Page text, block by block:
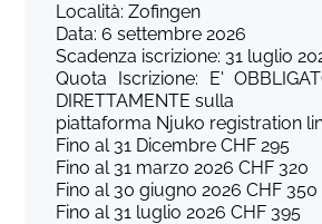
Località: Zofingen
Data: 6 settembre 2026
Scadenza iscrizione: 31 luglio
Quota Iscrizione: E'
DIRETTAMENTE sulla
piattaforma Njuko registration
Fino al 31 Dicembre CHF 295
Fino al 31 marzo 2026 CHF 320
Fino al 30 giugno 2026 CHF 350
Fino al 31 luglio 2026 CHF 395